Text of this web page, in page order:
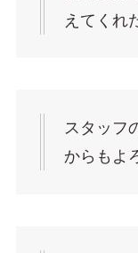
えてくれ
スタッフ
からもよ